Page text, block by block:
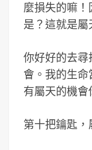
麼損失的嘛
是？這就是屬
你好好的去
會。我的生
有屬天的機會
第十把鑰匙，